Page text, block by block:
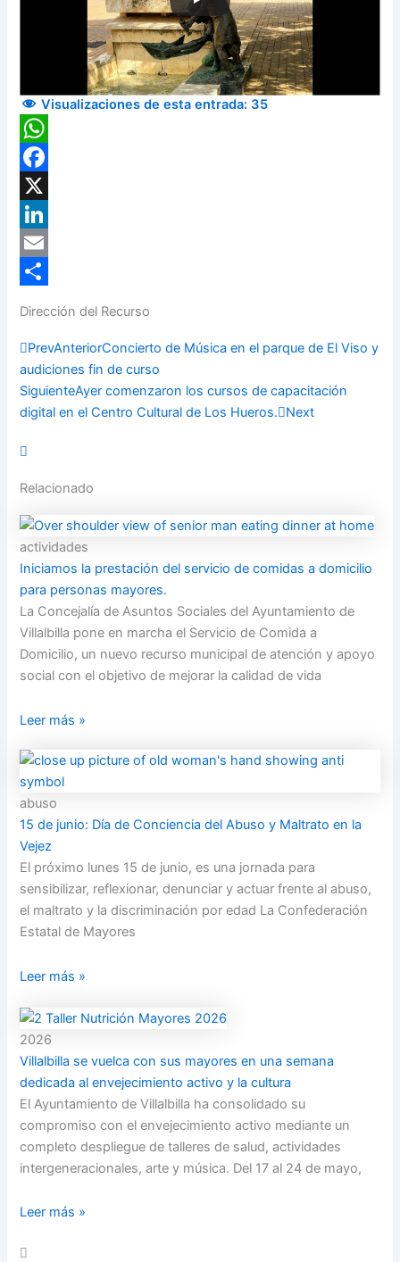
Visualizaciones de esta entrada: 35
WhatsApp
Facebook
X
LinkedIn
Email
Dirección del Recurso
PrevAnteriorConcierto de Música en el parque de El Viso y
audiciones fin de curso
SiguienteAyer comenzaron los cursos de capacitación
digital en el Centro Cultural de Los Hueros.
Next
Relacionado
actividades
Iniciamos la prestación del servicio de comidas a domicilio
para personas mayores.
La Concejalía de Asuntos Sociales del Ayuntamiento de
Villalbilla pone en marcha el Servicio de Comida a
Domicilio, un nuevo recurso municipal de atención y apoyo
social con el objetivo de mejorar la calidad de vida
Leer más »
abuso
15 de junio: Día de Conciencia del Abuso y Maltrato en la
Vejez
El próximo lunes 15 de junio, es una jornada para
sensibilizar, reflexionar, denunciar y actuar frente al abuso,
el maltrato y la discriminación por edad La Confederación
Estatal de Mayores
Leer más »
2026
Villalbilla se vuelca con sus mayores en una semana
dedicada al envejecimiento activo y la cultura
El Ayuntamiento de Villalbilla ha consolidado su
compromiso con el envejecimiento activo mediante un
completo despliegue de talleres de salud, actividades
intergeneracionales, arte y música. Del 17 al 24 de mayo,
Leer más »